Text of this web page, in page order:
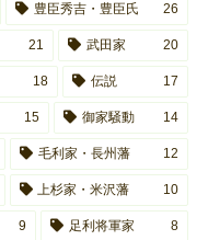
豊臣秀吉・豊臣氏 26
21 武田家 20
18 伝説 17
15 御家騒動 14
毛利家・長州藩 12
上杉家・米沢藩 10
9 足利将軍家 8